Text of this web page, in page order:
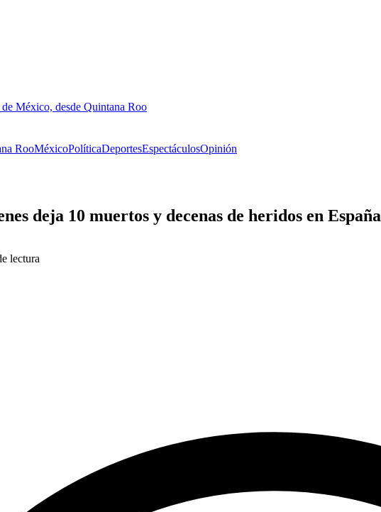
México, desde Quintana Roo
RooMéxicoPolíticaDeportesEspectáculosOpinión
deja 10 muertos y decenas de heridos en España
lectura